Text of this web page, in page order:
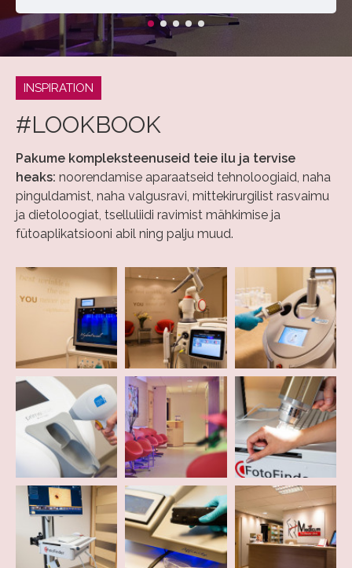
INSPIRATION
#LOOKBOOK
Pakume kompleksteenuseid teie ilu ja tervise
heaks: noorendamise aparaatseid tehnoloogiaid, naha
pinguldamist, naha valgusravi, mittekirurgilist rasvaimu
ja dietoloogiat, tselluliidi ravimist mähkimise ja
fütoaplikatsiooni abil ning palju muud.